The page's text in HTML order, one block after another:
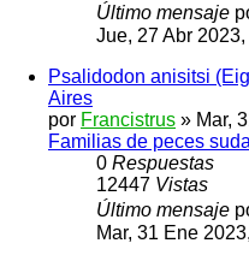
Último mensaje
Jue, 27 Abr
Psalidodon anisitsi
Aires
por Francistrus » Mar,
Familias de peces
0 Respuestas
12447 Vistas
Último mensaje
Mar, 31 Ene